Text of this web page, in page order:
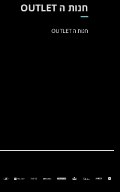
חנות ה OUTLET
חנות ה OUTLET